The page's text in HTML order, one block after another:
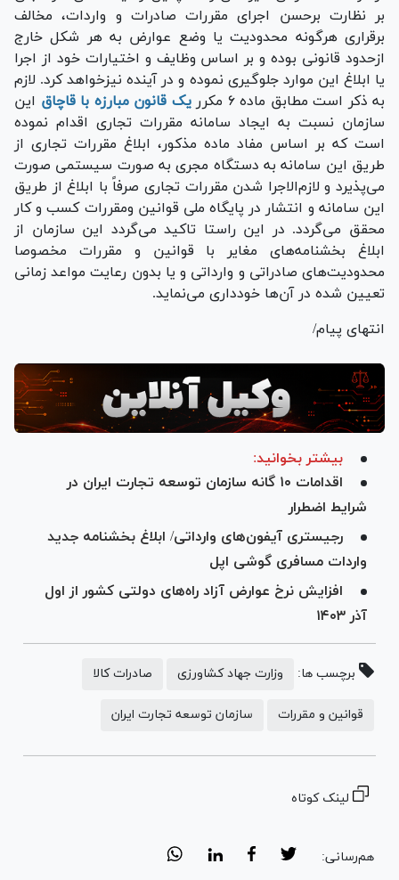
بر نظارت برحسن اجرای مقررات صادرات و واردات، مخالف
برقراری هرگونه محدودیت یا وضع عوارض به هر شکل خارج
ازحدود قانونی بوده و بر اساس وظایف و اختیارات خود از اجرا
یا ابلاغ این موارد جلوگیری نموده و در آینده نیزخواهد کرد. لازم
به ذکر است مطابق ماده ۶ مکرر
یک قانون مبارزه با قاچاق این
سازمان نسبت به ایجاد سامانه مقررات تجاری اقدام نموده
است که بر اساس مفاد ماده مذکور، ابلاغ مقررات تجاری از
طریق این سامانه به دستگاه مجری به صورت سیستمی صورت
می‌پذیرد و لازم‌الاجرا شدن مقررات تجاری صرفاً با ابلاغ از طریق
این سامانه و انتشار در پایگاه ملی قوانین ومقررات کسب و کار
محقق می‌گردد. در این راستا تاکید می‌گردد این سازمان از
ابلاغ بخشنامه‌های مغایر با قوانین و مقررات مخصوصا
محدودیت‌های صادراتی و وارداتی و یا بدون رعایت مواعد زمانی
تعیین شده در آن‌ها خودداری می‌نماید.
انتهای پیام/
بیشتر بخوانید:
اقدامات ۱۰ گانه سازمان توسعه تجارت ایران در
شرایط اضطرار
رجیستری آیفون‌های وارداتی/ ابلاغ بخشنامه جدید
واردات مسافری گوشی اپل
افزایش نرخ عوارض آزاد راه‌های دولتی کشور از اول
آذر ۱۴۰۳
برچسب ها: وزارت جهاد کشاورزی صادرات کالا
قوانین و مقررات سازمان توسعه تجارت ایران
لینک کوتاه
هم‌رسانی: